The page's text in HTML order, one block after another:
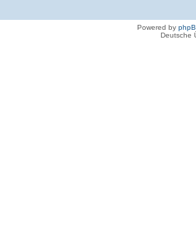
Powered by
Deutsche